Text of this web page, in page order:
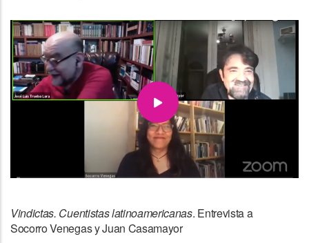
Vindictas. Cuentistas latinoamericanas. Entrevista a
Socorro Venegas y Juan Casamayor